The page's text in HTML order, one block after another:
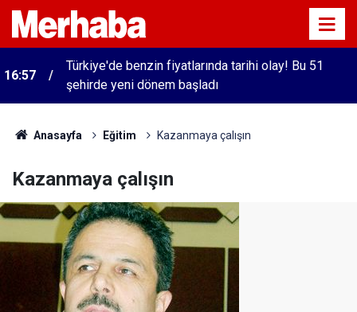
16:57
Türkiye'de benzin fiyatlarında tarihi olay! Bu 51
şehirde yeni dönem başladı
Anasayfa Eğitim Kazanmaya çalışın
Kazanmaya çalışın